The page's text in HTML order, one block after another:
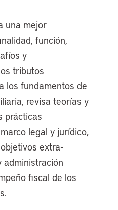
una mejor
función,
y
tributos
los fundamentos de
revisa teorías y
prácticas
legal y jurídico,
extra-
administración
fiscal de los